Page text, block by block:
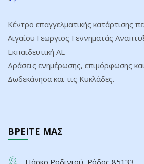
Κέντρο επαγγελματικής κατάρτισης
Αιγαίου Γεωργιος Γεννηματάς
Εκπαιδευτική ΑΕ
Δράσεις ενημέρωσης, επιμόρφωσης
Δωδεκάνησα και τις Κυκλάδες.
ΒΡΕΙΤΕ ΜΑΣ
Πάρκο Ροδινιού, Ρόδος 85133